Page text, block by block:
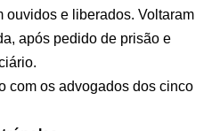
ouvidos e liberados. Voltaram
após pedido de prisão e
com os advogados dos cinco